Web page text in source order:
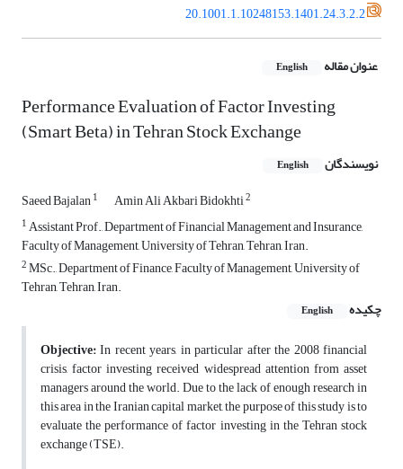
20.1001.1.10248153.1401.24.3.2.2
عنوان مقاله English
Performance Evaluation of Factor Investing
(Smart Beta) in Tehran Stock Exchange
نویسندگان English
Saeed Bajalan1 Amin Ali Akbari Bidokhti2
1Assistant Prof., Department of Financial Management and Insurance,
Faculty of Management, University of Tehran, Tehran, Iran.
2MSc., Department of Finance, Faculty of Management, University of
Tehran, Tehran, Iran.
چکیده
English
Objective:In recent years, in particular after the 2008 financial
crisis, factor investing received widespread attention from asset
managers around the world. Due to the lack of enough research in
this area in the Iranian capital market, the purpose of this study is to
evaluate the performance of factor investing in the Tehran stock
exchange (TSE).